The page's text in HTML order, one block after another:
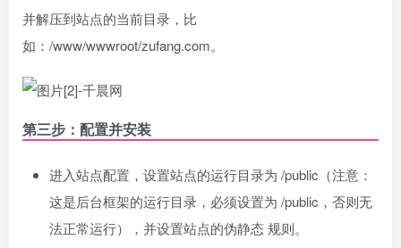
并解压到站点的当前目录，比
如：/www/wwwroot/zufang.com。
第三步：配置并安装
进入站点配置，设置站点的运行目录为 /public（注意：
这是后台框架的运行目录，必须设置为 /public，否则无
法正常运行），并设置站点的伪静态 规则。